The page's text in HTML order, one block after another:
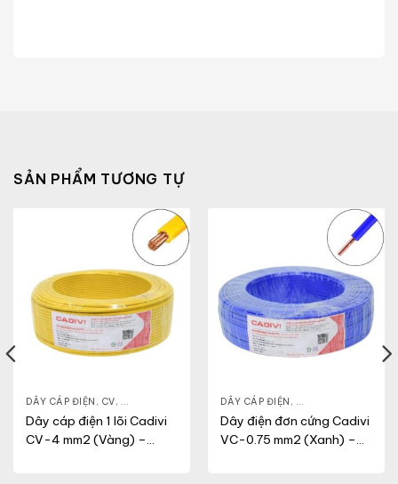
SẢN PHẨM TƯƠNG TỰ
DÂY CÁP ĐIỆN , CV, DÂY ĐIỆN DÂN DỤNG
Dây cáp điện 1 lõi Cadivi
CV-4 mm2 (Vàng) –
DÂY CÁP ĐIỆN , DÂY ĐIỆN DÂN
Dây điện đơn cứng Cadivi
VC-0.75 mm2 (Xanh) –